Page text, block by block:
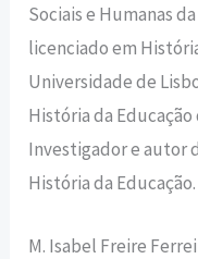
Sociais e Humanas
licenciado em
Universidade de
História da
Investigador e autor
História da Educação.
M. Isabel Freire